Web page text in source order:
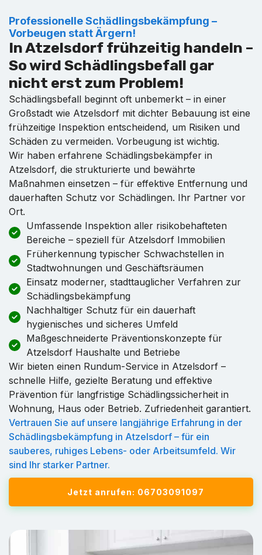
Professionelle Schädlingsbekämpfung –
Vorbeugen statt Ärgern!
In Atzelsdorf frühzeitig handeln –
So wird Schädlingsbefall gar
nicht erst zum Problem!
Schädlingsbefall beginnt oft unbemerkt – in einer
Großstadt wie Atzelsdorf mit dichter Bebauung ist eine
frühzeitige Inspektion entscheidend, um Risiken und
Schäden zu vermeiden. Vorbeugung ist wichtig.
Wir haben erfahrene Schädlingsbekämpfer in
Atzelsdorf, die strukturierte und bewährte
Maßnahmen einsetzen – für effektive Entfernung und
dauerhaften Schutz vor Schädlingen. Ihr Partner vor
Ort.
Umfassende Inspektion aller risikobehafteten
Bereiche – speziell für Atzelsdorf Immobilien
Früherkennung typischer Schwachstellen in
Stadtwohnungen und Geschäftsräumen
Einsatz moderner, stadttauglicher Verfahren zur
Schädlingsbekämpfung
Nachhaltiger Schutz für ein dauerhaft
hygienisches und sicheres Umfeld
Maßgeschneiderte Präventionskonzepte für
Atzelsdorf Haushalte und Betriebe
Wir bieten einen Rundum-Service in Atzelsdorf –
schnelle Hilfe, gezielte Beratung und effektive
Prävention für langfristige Schädlingssicherheit in
Wohnung, Haus oder Betrieb. Zufriedenheit garantiert.
Vertrauen Sie auf unsere langjährige Erfahrung in der
Schädlingsbekämpfung in Atzelsdorf – für ein
sauberes, ruhiges Lebens- oder Arbeitsumfeld. Wir
sind Ihr starker Partner.
Jetzt anrufen: 06703091097